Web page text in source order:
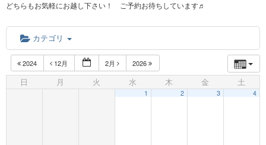
どちらもお気軽にお越し下さい！ ご予約お待ちしています♬
カテゴリ
2024 12月 2月 2026
日 月 火 水 木 金 土
1 2 3 4